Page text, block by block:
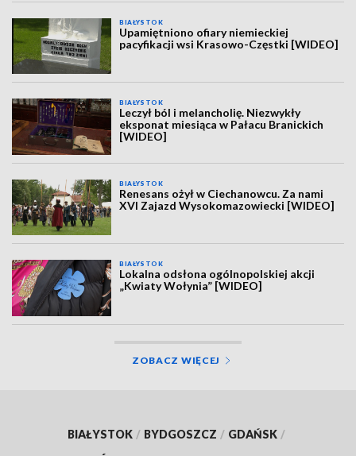
BIAŁYSTOK
Upamiętniono ofiary niemieckiej
pacyfikacji wsi Krasowo-Częstki [WIDEO]
BIAŁYSTOK
Leczył ból i melancholię. Niezwykły
eksponat miesiąca w Pałacu Branickich
[WIDEO]
BIAŁYSTOK
Renesans ożył w Ciechanowcu. Za nami
XVI Zajazd Wysokomazowiecki [WIDEO]
BIAŁYSTOK
Lokalna odsłona ogólnopolskiej akcji
„Kwiaty Wołynia” [WIDEO]
ZOBACZ WIĘCEJ
BIAŁYSTOK / BYDGOSZCZ / GDAŃSK /